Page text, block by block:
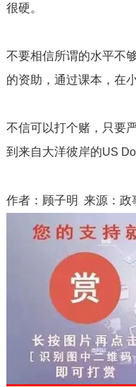
很硬。
不要相信所谓的水平不
的资助，通过课本，在
不信可以打个赌，只要
到来自大洋彼岸的US
作者：顾子明 来源：政